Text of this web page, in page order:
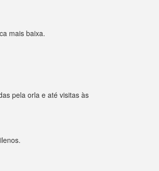
mais baixa.
pela orla e até visitas às